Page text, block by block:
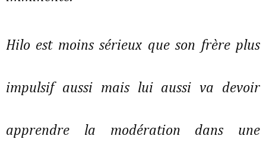
Hilo est moins sérieux que son frère plus
impulsif aussi mais lui aussi va devoir
apprendre la modération dans une